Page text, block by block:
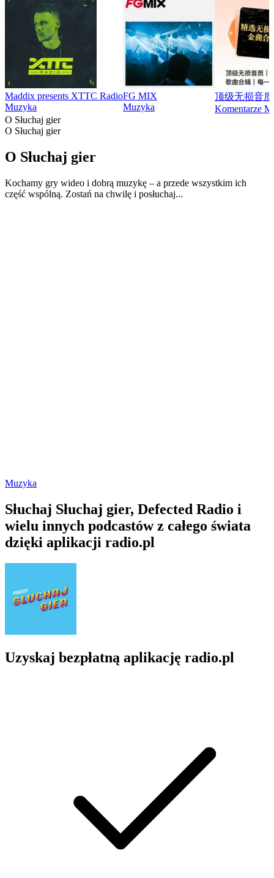
Maddix presents XTTC Radio
Muzyka
FG MIX
Muzyka
顶级无损音
Komentarze
O Słuchaj gier
O Słuchaj gier
O Słuchaj gier
Kochamy gry wideo i dobrą muzykę – a przede wszystkim ich
część wspólną. Zostań na chwilę i posłuchaj...
Muzyka
Słuchaj Słuchaj gier, Defected Radio i
wielu innych podcastów z całego świata
dzięki aplikacji radio.pl
Uzyskaj bezpłatną aplikację radio.pl